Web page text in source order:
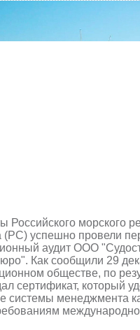
Российского морского
(РС) успешно провели
аудит ООО
Как сообщили 29
обществе, по
сертификат, который
системы менеджмента